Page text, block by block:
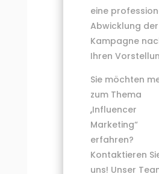
eine
Abwicklung der
Kampagne
Ihren
Sie möchten
zum Thema
„Influencer
Marketing“
erfahren?
Kontaktieren
uns! Unser